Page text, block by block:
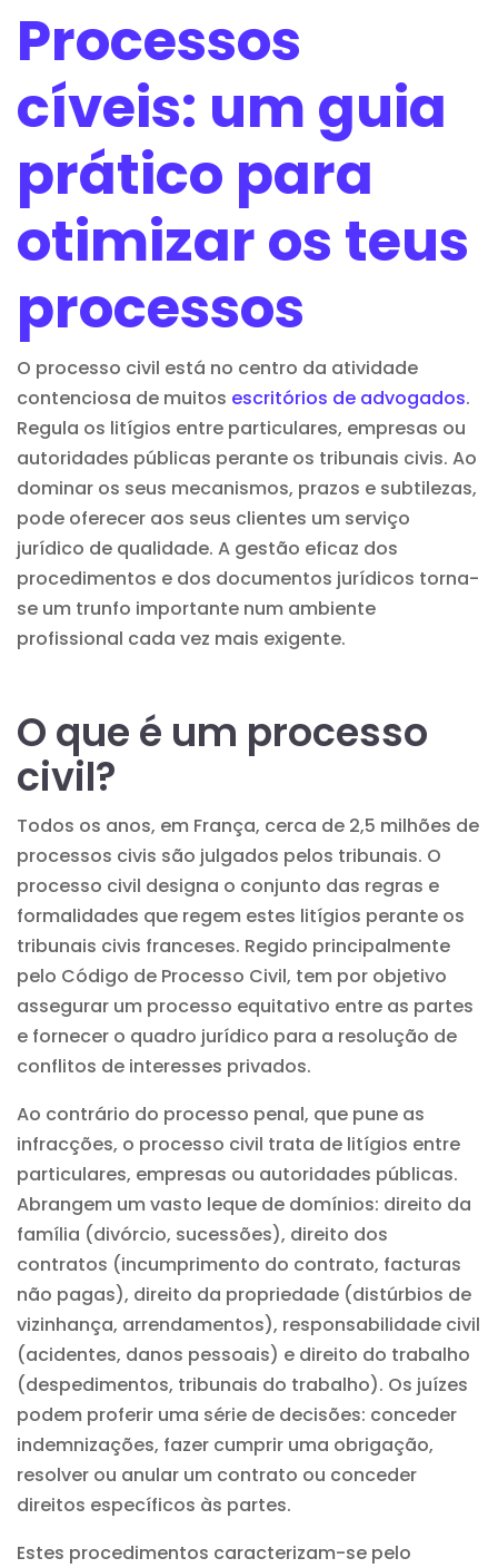
Processos
cíveis: um guia
prático para
otimizar os teus
processos
O processo civil está no centro da atividade
contenciosa de muitos escritórios de advogados.
Regula os litígios entre particulares, empresas ou
autoridades públicas perante os tribunais civis. Ao
dominar os seus mecanismos, prazos e subtilezas,
pode oferecer aos seus clientes um serviço
jurídico de qualidade. A gestão eficaz dos
procedimentos e dos documentos jurídicos torna-
se um trunfo importante num ambiente
profissional cada vez mais exigente.
O que é um processo
civil?
Todos os anos, em França, cerca de 2,5 milhões de
processos civis são julgados pelos tribunais. O
processo civil designa o conjunto das regras e
formalidades que regem estes litígios perante os
tribunais civis franceses. Regido principalmente
pelo Código de Processo Civil, tem por objetivo
assegurar um processo equitativo entre as partes
e fornecer o quadro jurídico para a resolução de
conflitos de interesses privados.
Ao contrário do processo penal, que pune as
infracções, o processo civil trata de litígios entre
particulares, empresas ou autoridades públicas.
Abrangem um vasto leque de domínios: direito da
família (divórcio, sucessões), direito dos
contratos (incumprimento do contrato, facturas
não pagas), direito da propriedade (distúrbios de
vizinhança, arrendamentos), responsabilidade civil
(acidentes, danos pessoais) e direito do trabalho
(despedimentos, tribunais do trabalho). Os juízes
podem proferir uma série de decisões: conceder
indemnizações, fazer cumprir uma obrigação,
resolver ou anular um contrato ou conceder
direitos específicos às partes.
Estes procedimentos caracterizam-se pelo